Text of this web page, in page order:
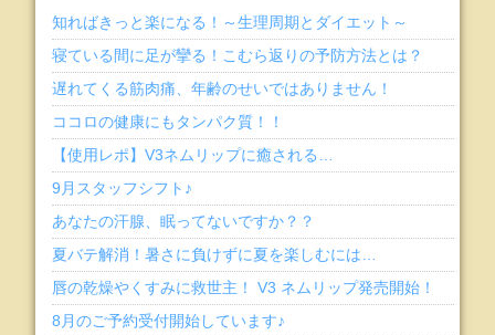
知ればきっと楽になる！～生理周期とダイエット～
寝ている間に足が攣る！こむら返りの予防方法とは？
遅れてくる筋肉痛、年齢のせいではありません！
ココロの健康にもタンパク質！！
【使用レポ】V3ネムリップに癒される…
9月スタッフシフト♪
あなたの汗腺、眠ってないですか？？
夏バテ解消！暑さに負けずに夏を楽しむには…
唇の乾燥やくすみに救世主！ V3 ネムリップ発売開始！
8月のご予約受付開始しています♪